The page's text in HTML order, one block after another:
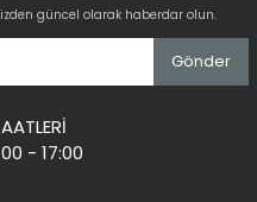
güncel olarak haberdar olun.
Gönder
- 17:00